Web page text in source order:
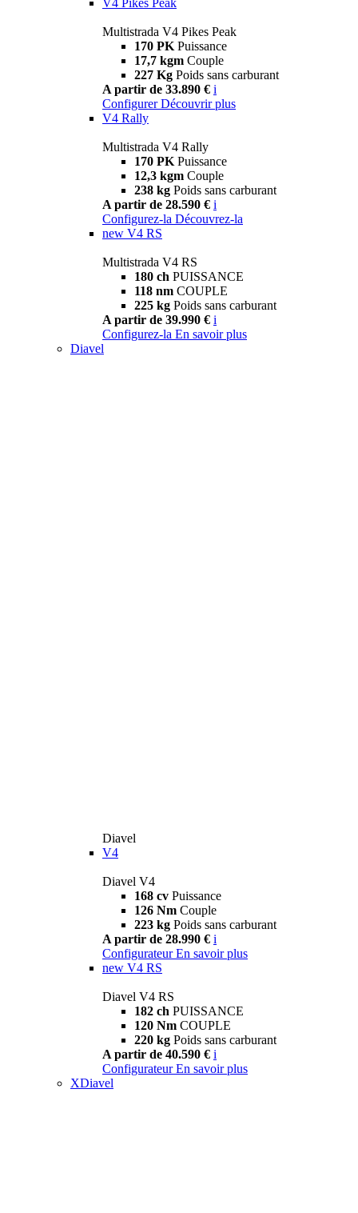
Multistrada V4 Pikes Peak
170 PK Puissance
17,7 kgm Couple
227 Kg Poids sans carburant
A partir de 33.890 € i
Configurer Découvrir plus
V4 Rally
Multistrada V4 Rally
170 PK Puissance
12,3 kgm Couple
238 kg Poids sans carburant
A partir de 28.590 € i
Configurez-la Découvrez-la
new V4 RS
Multistrada V4 RS
180 ch PUISSANCE
118 nm COUPLE
225 kg Poids sans carburant
A partir de 39.990 € i
Configurez-la En savoir plus
Diavel
Diavel
V4
Diavel V4
168 cv Puissance
126 Nm Couple
223 kg Poids sans carburant
A partir de 28.990 € i
Configurateur En savoir plus
new V4 RS
Diavel V4 RS
182 ch PUISSANCE
120 Nm COUPLE
220 kg Poids sans carburant
A partir de 40.590 € i
Configurateur En savoir plus
XDiavel